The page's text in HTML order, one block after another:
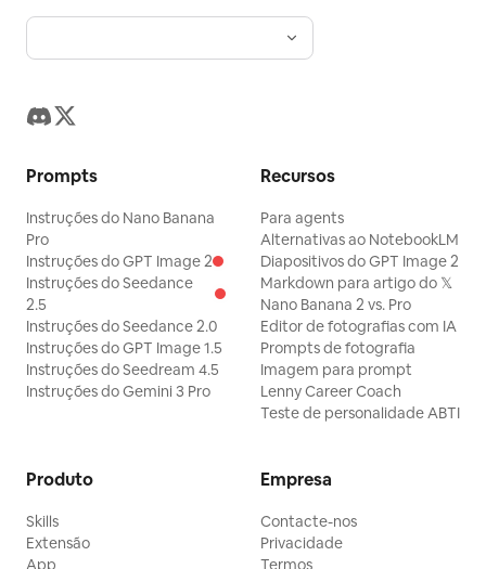
Prompts
Instruções do Nano Banana
Pro
Instruções do GPT Image 2
Instruções do Seedance
2.5
Instruções do Seedance 2.0
Instruções do GPT Image 1.5
Instruções do Seedream 4.5
Instruções do Gemini 3 Pro
Recursos
Para agents
Alternativas ao NotebookLM
Diapositivos do GPT Image 2
Markdown para artigo do 𝕏
Nano Banana 2 vs. Pro
Editor de fotografias com IA
Prompts de fotografia
Imagem para prompt
Lenny Career Coach
Teste de personalidade ABTI
Produto
Skills
Extensão
App
Empresa
Contacte-nos
Privacidade
Termos